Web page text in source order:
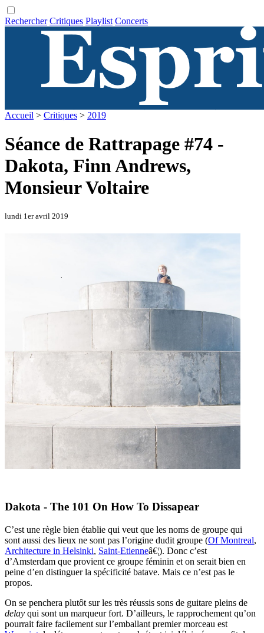
Rechercher Critiques Playlist Concerts
Accueil > Critiques > 2019
Séance de Rattrapage #74 -
Dakota, Finn Andrews,
Monsieur Voltaire
lundi 1er avril 2019
Dakota - The 101 On How To Dissapear
C’est une règle bien établie qui veut que les noms de groupe qui
sont aussi des lieux ne sont pas l’origine dudit groupe (Of Montreal,
Architecture in Helsinki, Saint-Etienneâ€¦). Donc c’est
d’Amsterdam que provient ce groupe féminin et on serait bien en
peine d’en distinguer la spécificité batave. Mais ce n’est pas le
propos.
On se penchera plutôt sur les très réussis sons de guitare pleins de
delay qui sont un marqueur fort. D’ailleurs, le rapprochement qu’on
pourrait faire facilement sur l’emballant premier morceau est